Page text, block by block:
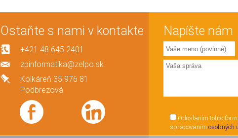
Ostaňte s nami v kontakte
+421 48 645 2401
zpinformatika@zelpo.sk
Kolkáreň 35 976 81
Podbrezová
Napíšte nám
Odoslaním tohto
spracovaním osobných